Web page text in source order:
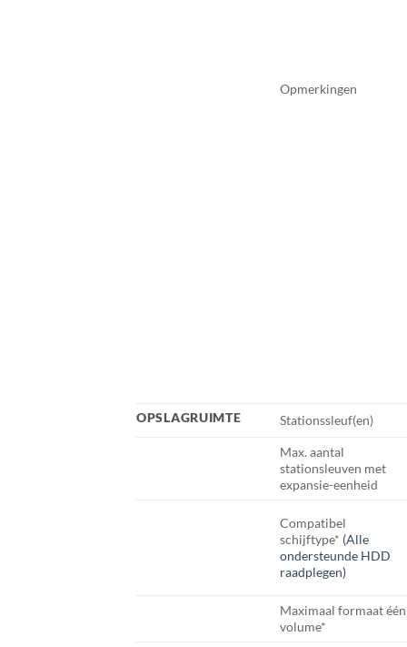
Opmerkingen
OPSLAGRUIMTE Stationssleuf(en)
Max. aantal
stationsleuven met
expansie-eenheid
Compatibel
schijftype* (Alle
ondersteunde HDD
raadplegen)
Maximaal formaat één
volume*